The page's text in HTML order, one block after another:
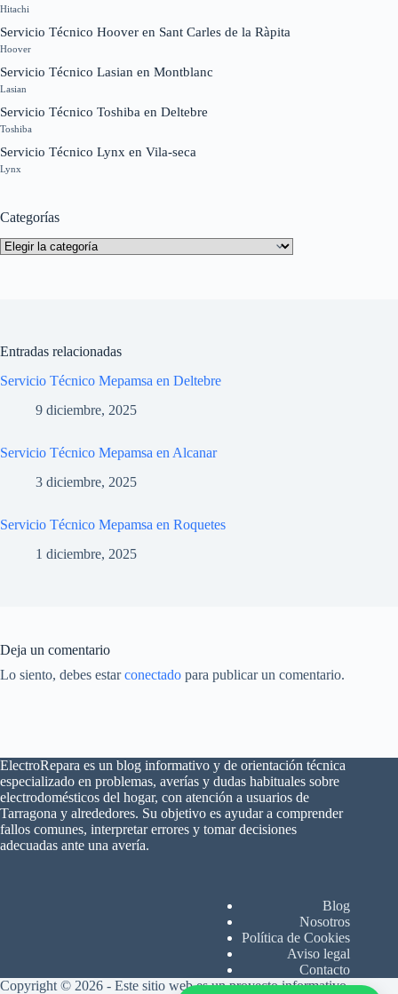
Hitachi
Servicio Técnico Hoover en Sant Carles de la Ràpita
Hoover
Servicio Técnico Lasian en Montblanc
Lasian
Servicio Técnico Toshiba en Deltebre
Toshiba
Servicio Técnico Lynx en Vila-seca
Lynx
Categorías
Categorías
Entradas relacionadas
Servicio Técnico Mepamsa en Deltebre
9 diciembre, 2025
Servicio Técnico Mepamsa en Alcanar
3 diciembre, 2025
Servicio Técnico Mepamsa en Roquetes
1 diciembre, 2025
Deja un comentario
Lo siento, debes estarconectado para publicar un comentario.
ElectroRepara es un blog informativo y de orientación técnica
especializado en problemas, averías y dudas habituales sobre
electrodomésticos del hogar, con atención a usuarios de
Tarragona y alrededores. Su objetivo es ayudar a comprender
fallos comunes, interpretar errores y tomar decisiones
adecuadas ante una avería.
Blog
Nosotros
Política de Cookies
Aviso legal
Contacto
Copyright © 2026 - Este sitio web es un proyecto informativo